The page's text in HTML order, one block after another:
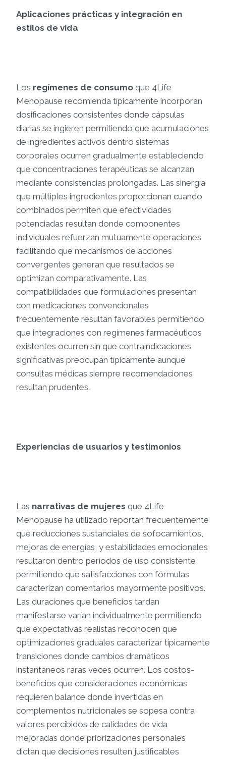
Aplicaciones prácticas y integración en
estilos de vida
Los regímenes de consumo que 4Life
Menopause recomienda típicamente incorporan
dosificaciones consistentes donde cápsulas
diarias se ingieren permitiendo que acumulaciones
de ingredientes activos dentro sistemas
corporales ocurren gradualmente estableciendo
que concentraciones terapéuticas se alcanzan
mediante consistencias prolongadas. Las sinergia
que múltiples ingredientes proporcionan cuando
combinados permiten que efectividades
potenciadas resultan donde componentes
individuales refuerzan mutuamente operaciones
facilitando que mecanismos de acciones
convergentes generan que resultados se
optimizan comparativamente. Las
compatibilidades que formulaciones presentan
con medicaciones convencionales
frecuentemente resultan favorables permitiendo
que integraciones con regímenes farmacéuticos
existentes ocurren sin que contraindicaciones
significativas preocupan típicamente aunque
consultas médicas siempre recomendaciones
resultan prudentes.
Experiencias de usuarios y testimonios
Las narrativas de mujeres que 4Life
Menopause ha utilizado reportan frecuentemente
que reducciones sustanciales de sofocamientos,
mejoras de energías, y estabilidades emocionales
resultaron dentro períodos de uso consistente
permitiendo que satisfacciones con fórmulas
caracterizan comentarios mayormente positivos.
Las duraciones que beneficios tardan
manifestarse varían individualmente permitiendo
que expectativas realistas reconocen que
optimizaciones graduales caracterizar típicamente
transiciones donde cambios dramáticos
instantáneos raras veces ocurren. Los costos-
beneficios que consideraciones económicas
requieren balance donde invertidas en
complementos nutricionales se sopesa contra
valores percibidos de calidades de vida
mejoradas donde priorizaciones personales
dictan que decisiones resulten justificables